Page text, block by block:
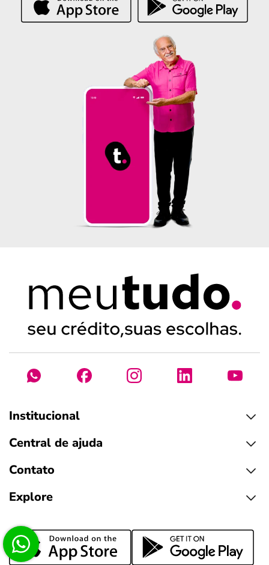
Institucional
Central de ajuda
Contato
Explore